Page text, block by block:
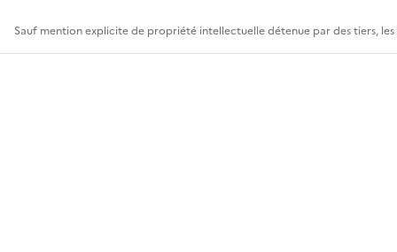
Sauf mention explicite de propriété intellectuelle détenue par des tiers,